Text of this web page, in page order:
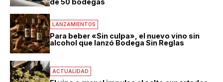
de 50 bodegas
LANZAMIENTOS
Para beber «Sin culpa», el nuevo vino sin
alcohol que lanzó Bodega Sin Reglas
ACTUALIDAD